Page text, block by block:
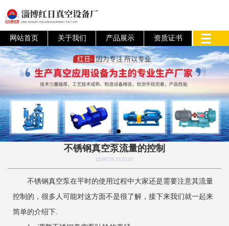
网站首页 关于我们 产品展示 资质证书
不锈钢真空泵流量的控制
22/07/29 15:52:07
不锈钢真空泵在平时的使用过程中大家还是需要注意其流量
控制的，很多人可能对这方面不是很了解，接下来我们就一起来
简单的介绍下.